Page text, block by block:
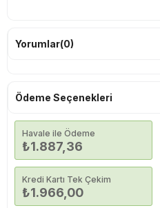
Yorumlar(0)
Ödeme Seçenekleri
Havale ile Ödeme
₺1.887,36
Kredi Kartı Tek Çekim
₺1.966,00